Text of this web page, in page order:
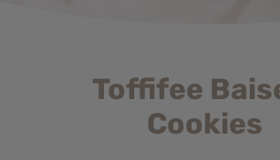
Toffifee
Cookies